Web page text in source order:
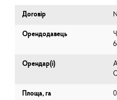
Договір
Орендодавець
Орендар(і)
Площа, га